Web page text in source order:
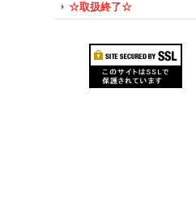
☆取扱終了☆